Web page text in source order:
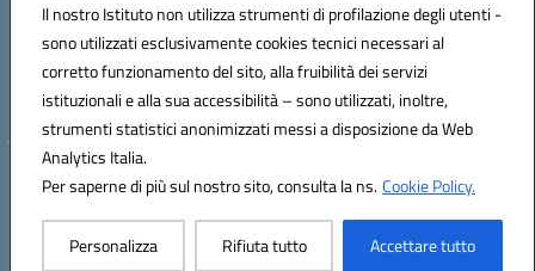
Il nostro Istituto non utilizza strumenti di profilazione degli utenti -
sono utilizzati esclusivamente cookies tecnici necessari al
corretto funzionamento del sito, alla fruibilità dei servizi
istituzionali e alla sua accessibilità – sono utilizzati, inoltre,
strumenti statistici anonimizzati messi a disposizione da Web
Analytics Italia.
Per saperne di più sul nostro sito, consulta la ns.Cookie Policy.
Personalizza Rifiuta tutto Accettare tutto
Posta elettronica certificata (PEC):fgee01200c@pec.istruzione.it
Codice fiscale: 80005820719
Codice meccanografico:FGEE01200C
Hosting & Powered by 3D Solution S.r.l.
Concept & Design by Designers Italia